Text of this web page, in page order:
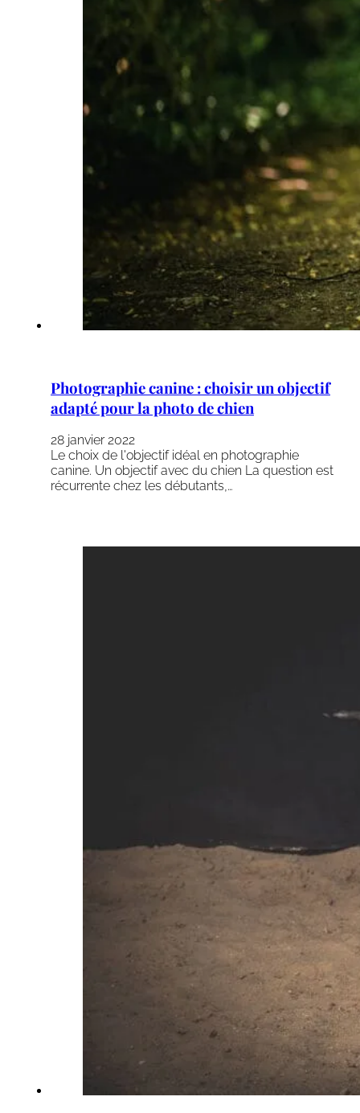
Photographie canine : choisir un objectif
adapté pour la photo de chien
28 janvier 2022
Le choix de l'objectif idéal en photographie
canine. Un objectif avec du chien La question est
récurrente chez les débutants,…